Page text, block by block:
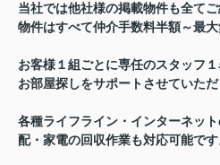
当社では他社様の掲載物件も全て
物件はすべて仲介手数料半額～最大
お客様１組ごとに専任のスタッフ
お部屋探しをサポートさせていただ
各種ライフライン・インターネッ
配・家電の回収作業も対応可能です